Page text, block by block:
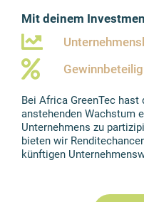
Mit deinem
Bei Africa GreenTec
anstehenden Wachstum
Unternehmens zu
bieten wir
künftigen